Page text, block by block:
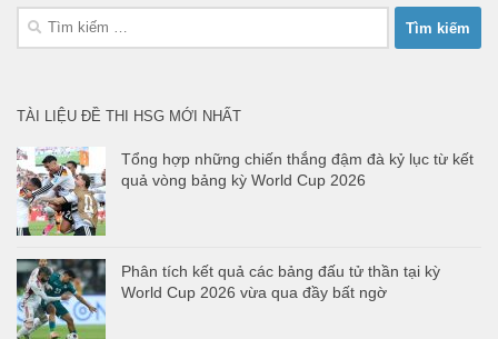
Tìm
TÀI LIỆU ĐỀ THI HSG MỚI NHẤT
Tổng hợp những chiến thắng đậm đà kỷ lục từ kết
quả vòng bảng kỳ World Cup 2026
Phân tích kết quả các bảng đấu tử thần tại kỳ
World Cup 2026 vừa qua đầy bất ngờ